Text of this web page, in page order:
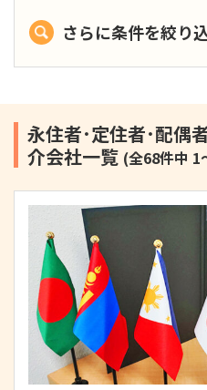
さらに条件を絞り
永住者･定住者･配偶
介会社一覧 (全68件中 1